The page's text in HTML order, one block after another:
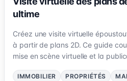
ultime
Créez une visite virtuelle
à partir de plans 2D. Ce guide
mise en scène virtuelle et la
IMMOBILIER PROPRIÉTÉS